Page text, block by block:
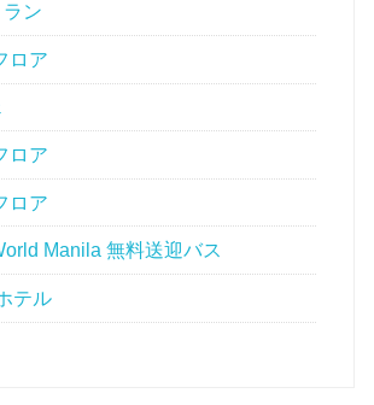
ラン
ロア
ロア
ロア
Manila 無料送迎バス
テル